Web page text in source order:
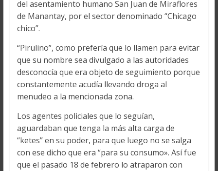
del asentamiento humano San Juan de Miraflores
de Manantay, por el sector denominado “Chicago
chico”.
“Pirulino”, como prefería que lo llamen para evitar
que su nombre sea divulgado a las autoridades
desconocía que era objeto de seguimiento porque
constantemente acudía llevando droga al
menudeo a la mencionada zona.
Los agentes policiales que lo seguían,
aguardaban que tenga la más alta carga de
“ketes” en su poder, para que luego no se salga
con ese dicho que era “para su consumo». Así fue
que el pasado 18 de febrero lo atraparon con